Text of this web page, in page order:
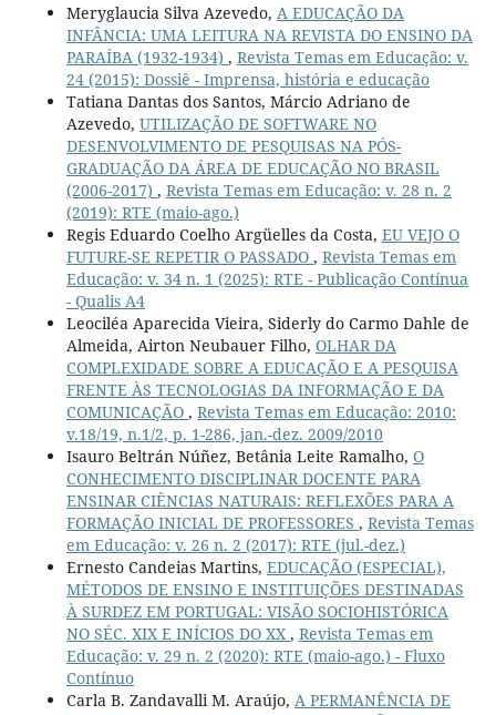
Meryglaucia Silva Azevedo, A EDUCAÇÃO DA
INFÂNCIA: UMA LEITURA NA REVISTA DO ENSINO DA
PARAÍBA (1932-1934) , Revista Temas em Educação: v.
24 (2015): Dossiê - Imprensa, história e educação
Tatiana Dantas dos Santos, Márcio Adriano de
Azevedo, UTILIZAÇÃO DE SOFTWARE NO
DESENVOLVIMENTO DE PESQUISAS NA PÓS-
GRADUAÇÃO DA ÁREA DE EDUCAÇÃO NO BRASIL
(2006-2017) , Revista Temas em Educação: v. 28 n. 2
(2019): RTE (maio-ago.)
Regis Eduardo Coelho Argüelles da Costa, EU VEJO O
FUTURE-SE REPETIR O PASSADO , Revista Temas em
Educação: v. 34 n. 1 (2025): RTE - Publicação Contínua
- Qualis A4
Leociléa Aparecida Vieira, Siderly do Carmo Dahle de
Almeida, Airton Neubauer Filho, OLHAR DA
COMPLEXIDADE SOBRE A EDUCAÇÃO E A PESQUISA
FRENTE ÀS TECNOLOGIAS DA INFORMAÇÃO E DA
COMUNICAÇÃO , Revista Temas em Educação: 2010:
v.18/19, n.1/2, p. 1-286, jan.-dez. 2009/2010
Isauro Beltrán Núñez, Betânia Leite Ramalho, O
CONHECIMENTO DISCIPLINAR DOCENTE PARA
ENSINAR CIÊNCIAS NATURAIS: REFLEXÕES PARA A
FORMAÇÃO INICIAL DE PROFESSORES , Revista Temas
em Educação: v. 26 n. 2 (2017): RTE (jul.-dez.)
Ernesto Candeias Martins, EDUCAÇÃO (ESPECIAL),
MÉTODOS DE ENSINO E INSTITUIÇÕES DESTINADAS
À SURDEZ EM PORTUGAL: VISÃO SOCIOHISTÓRICA
NO SÉC. XIX E INÍCIOS DO XX , Revista Temas em
Educação: v. 29 n. 2 (2020): RTE (maio-ago.) - Fluxo
Contínuo
Carla B. Zandavalli M. Araújo, A PERMANÊNCIA DE